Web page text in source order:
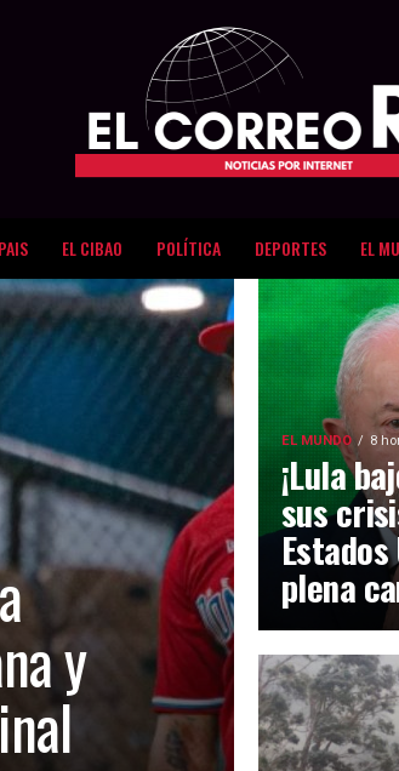
EL CIBAO POLÍTICA DEPORTES EL
y
EL MUNDO 8
¡Lula
sus
plena